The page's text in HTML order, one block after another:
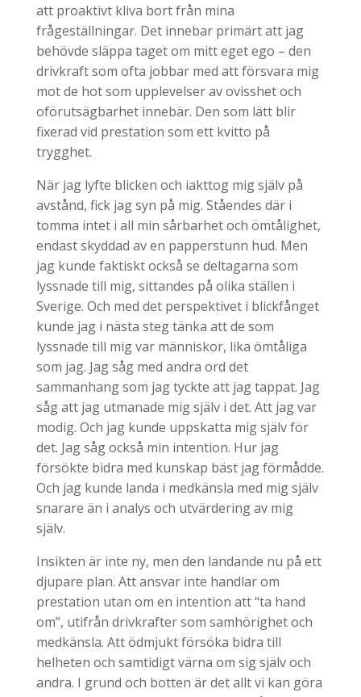
att proaktivt kliva bort från mina
frågeställningar. Det innebar primärt att jag
behövde släppa taget om mitt eget ego – den
drivkraft som ofta jobbar med att försvara mig
mot de hot som upplevelser av ovisshet och
oförutsägbarhet innebär. Den som lätt blir
fixerad vid prestation som ett kvitto på
trygghet.
När jag lyfte blicken och iakttog mig själv på
avstånd, fick jag syn på mig. Ståendes där i
tomma intet i all min sårbarhet och ömtålighet,
endast skyddad av en papperstunn hud. Men
jag kunde faktiskt också se deltagarna som
lyssnade till mig, sittandes på olika ställen i
Sverige. Och med det perspektivet i blickfånget
kunde jag i nästa steg tänka att de som
lyssnade till mig var människor, lika ömtåliga
som jag. Jag såg med andra ord det
sammanhang som jag tyckte att jag tappat. Jag
såg att jag utmanade mig själv i det. Att jag var
modig. Och jag kunde uppskatta mig själv för
det. Jag såg också min intention. Hur jag
försökte bidra med kunskap bäst jag förmådde.
Och jag kunde landa i medkänsla med mig själv
snarare än i analys och utvärdering av mig
själv.
Insikten är inte ny, men den landande nu på ett
djupare plan. Att ansvar inte handlar om
prestation utan om en intention att “ta hand
om”, utifrån drivkrafter som samhörighet och
medkänsla. Att ödmjukt försöka bidra till
helheten och samtidigt värna om sig själv och
andra. I grund och botten är det allt vi kan göra